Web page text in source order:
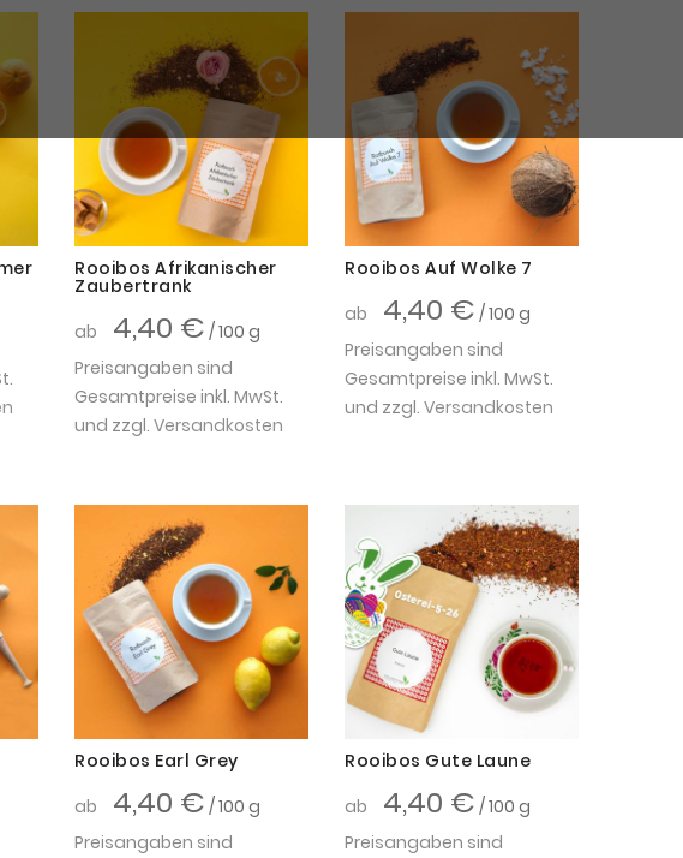
Rooibos Afrikanischer
Zaubertrank
ab
4,40 € / 100 g
Preisangaben sind
Gesamtpreise inkl. MwSt.
und zzgl. Versandkosten
Rooibos Auf Wolke 7
ab
4,40 € / 100 g
Preisangaben sind
Gesamtpreise inkl. MwSt.
und zzgl. Versandkosten
Rooibos Earl Grey
ab
4,40 € / 100 g
Preisangaben sind
Rooibos Gute Laune
ab
4,40 € / 100 g
Preisangaben sind